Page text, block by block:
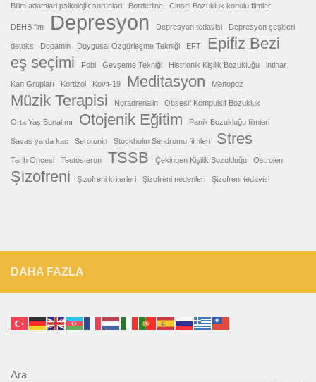
Bilim adamlari psikolojik sorunlari Borderline Cinsel Bozukluk konulu filmler
DEHB fim Depresyon Depresyon tedavisi Depresyon çeşitleri
detoks Dopamin Duygusal Özgürleşme Tekniği EFT
Epifiz Bezi
eş seçimi
Fobi Gevşeme Tekniği Histrionik Kişilik Bozukluğu intihar
Kan Grupları Kortizol Kovit-19 Meditasyon Menopoz
Müzik Terapisi Noradrenalin Obsesif Kompulsif Bozukluk
Orta Yaş Bunalımı Otojenik Eğitim Panik Bozukluğu filmleri
Savas ya da kac Serotonin Stockholm Sendromu filmleri Stres
Tarih Öncesi Testosteron TSSB Çekingen Kişilik Bozukluğu Östrojen
Şizofreni Şizofreni kriterleri Şizofreni nedenleri Şizofreni tedavisi
DAHA FAZLA
Ara